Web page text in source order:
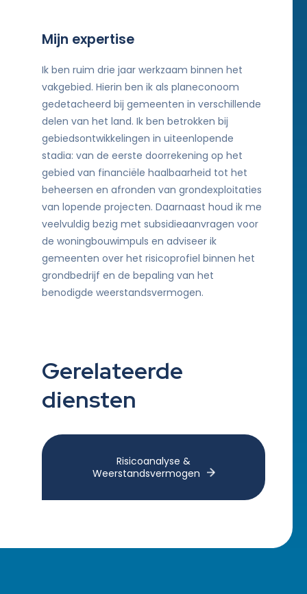
Mijn expertise
Ik ben ruim drie jaar werkzaam binnen het
vakgebied. Hierin ben ik als planeconoom
gedetacheerd bij gemeenten in verschillende
delen van het land. Ik ben betrokken bij
gebiedsontwikkelingen in uiteenlopende
stadia: van de eerste doorrekening op het
gebied van financiële haalbaarheid tot het
beheersen en afronden van grondexploitaties
van lopende projecten. Daarnaast houd ik me
veelvuldig bezig met subsidieaanvragen voor
de woningbouwimpuls en adviseer ik
gemeenten over het risicoprofiel binnen het
grondbedrijf en de bepaling van het
benodigde weerstandsvermogen.
Gerelateerde
diensten
Risicoanalyse &
Weerstandsvermogen